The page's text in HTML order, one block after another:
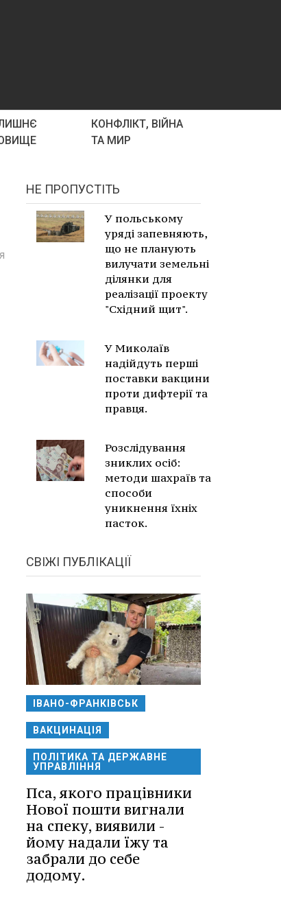
КОНФЛІКТ, ВІЙНА
ТА МИР
НЕ ПРОПУСТІТЬ
У польському
уряді запевняють,
що не планують
вилучати земельні
ділянки для
реалізації проекту
"Східний щит".
У Миколаїв
надійдуть перші
поставки вакцини
проти дифтерії та
правця.
Розслідування
зниклих осіб:
методи шахраїв та
способи
уникнення їхніх
пасток.
СВІЖІ ПУБЛІКАЦІЇ
ІВАНО-ФРАНКІВСЬК
ВАКЦИНАЦІЯ
ПОЛІТИКА ТА ДЕРЖАВНЕ
УПРАВЛІННЯ
Пса, якого працівники
Нової пошти вигнали
на спеку, виявили -
йому надали їжу та
забрали до себе
додому.